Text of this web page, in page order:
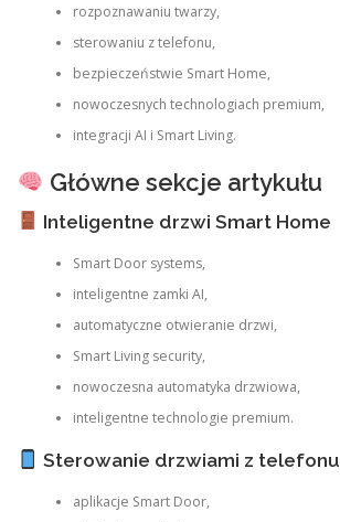
rozpoznawaniu twarzy,
sterowaniu z telefonu,
bezpieczeństwie Smart Home,
nowoczesnych technologiach premium,
integracji AI i Smart Living.
Główne sekcje artykułu
Inteligentne drzwi Smart Home
Smart Door systems,
inteligentne zamki AI,
automatyczne otwieranie drzwi,
Smart Living security,
nowoczesna automatyka drzwiowa,
inteligentne technologie premium.
Sterowanie drzwiami z telefonu
aplikacje Smart Door,